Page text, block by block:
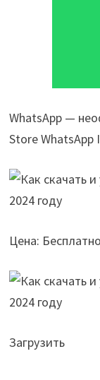
WhatsApp —
Store WhatsApp
Цена: Бесплатно
Загрузить